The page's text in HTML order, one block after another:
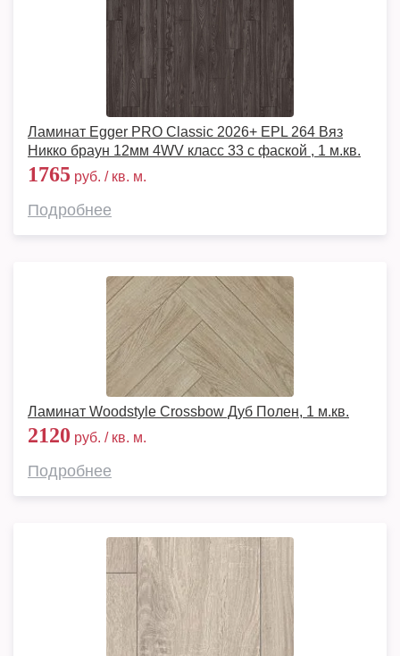
Ламинат Egger PRO Classic 2026+ EPL 264 Вяз
Никко браун 12мм 4WV класс 33 с фаской , 1 м.кв.
1765 руб. / кв. м.
Подробнее
Ламинат Woodstyle Crossbow Дуб Полен, 1 м.кв.
2120 руб. / кв. м.
Подробнее